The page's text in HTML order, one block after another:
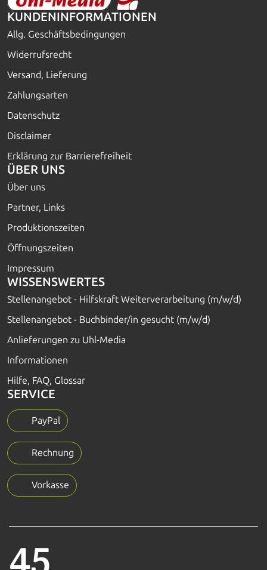
KUNDENINFORMATIONEN
Allg. Geschäftsbedingungen
Widerrufsrecht
Versand, Lieferung
Zahlungsarten
Datenschutz
Disclaimer
Erklärung zur Barrierefreiheit
ÜBER UNS
Über uns
Partner, Links
Produktionszeiten
Öffnungszeiten
Impressum
WISSENSWERTES
Stellenangebot - Hilfskraft Weiterverarbeitung (m/w/d)
Stellenangebot - Buchbinder/in gesucht (m/w/d)
Anlieferungen zu Uhl-Media
Informationen
Hilfe, FAQ, Glossar
SERVICE
PayPal
Rechnung
Vorkasse
45